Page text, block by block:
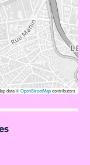
data ©OpenStreetMapcontributors